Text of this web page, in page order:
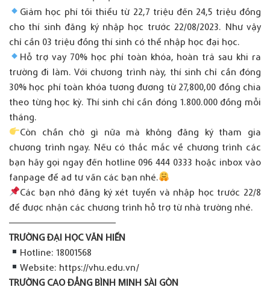
Giảm học phí tối thiểu từ 22,7 triệu đến 24,5 triệu đồng
cho thí sinh đăng ký nhập học trước 22/08/2023. Như vậy
chỉ cần 03 triệu đồng thí sinh có thể nhập học đại học.
Hỗ trợ vay 70% học phí toàn khóa, hoàn trả sau khi ra
trường đi làm. Với chương trình này, thí sinh chỉ cần đóng
30% học phí toàn khóa tương đương từ 27,800,00 đồng chia
theo từng học kỳ. Thí sinh chỉ cần đóng 1.800.000 đồng mỗi
tháng.
Còn chần chờ gì nữa mà không đăng ký tham gia
chương trình ngay. Nếu có thắc mắc về chương trình các
bạn hãy gọi ngay đến hotline 096 444 0333 hoặc inbox vào
fanpage để ad tư vấn các bạn nhé.
Các bạn nhớ đăng ký xét tuyển và nhập học trước 22/8
để được nhận các chương trình hỗ trợ từ nhà trường nhé.
—————————————–
TRƯỜNG ĐẠI HỌC VĂN HIẾN
Hotline: 18001568
Website: https://vhu.edu.vn/
TRƯỜNG CAO ĐẲNG BÌNH MINH SÀI GÒN